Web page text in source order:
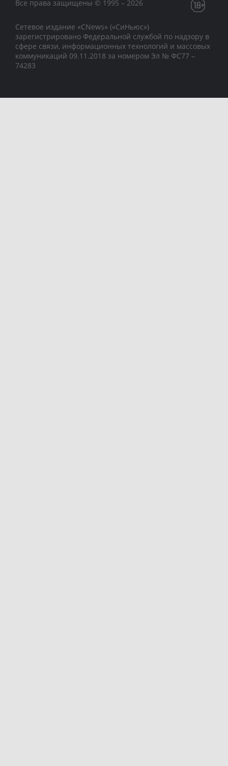
Все права защищены © 1995 – 2026
Сетевое издание «CNews» («СиНьюс»)
зарегистрировано Федеральной службой по надзору в
сфере связи, информационных технологий и массовых
коммуникаций 09.11.2018 за номером Эл № ФС77 –
74283